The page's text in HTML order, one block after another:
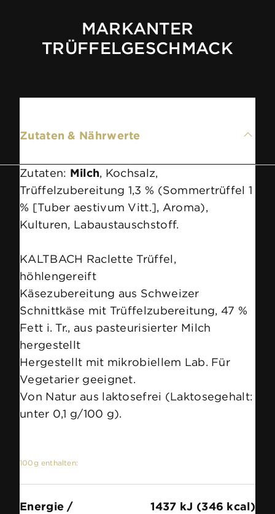
MARKANTER
TRÜFFELGESCHMACK
Zutaten & Nährwerte
Zutaten: Milch, Kochsalz,
Trüffelzubereitung 1,3 % (Sommertrüffel 1
% [Tuber aestivum Vitt.], Aroma),
Kulturen, Labaustauschstoff.
KALTBACH Raclette Trüffel,
höhlengereift
Käsezubereitung aus Schweizer
Schnittkäse mit Trüffelzubereitung, 47 %
Fett i. Tr., aus pasteurisierter Milch
hergestellt
Hergestellt mit mikrobiellem Lab. Für
Vegetarier geeignet.
Von Natur aus laktosefrei (Laktosegehalt:
unter 0,1 g/100 g).
100g enthalten:
Energie /
1437 kJ (346 kcal)